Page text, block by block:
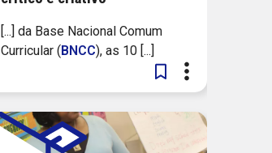
[...] da Base Nacional Comum
Curricular (BNCC), as 10 [...]